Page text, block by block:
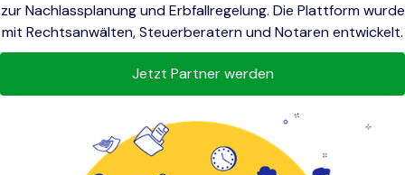
zur Nachlassplanung und Erbfallregelung.​ Die Plattform wurde
mit Rechtsanwälten, Steuerberatern und Notaren entwickelt.
Jetzt Partner werden